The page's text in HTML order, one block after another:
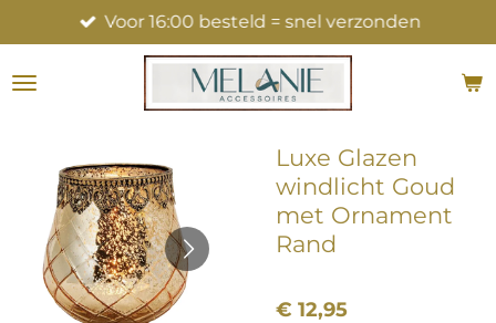
direct
naar
Voor 16:00 besteld = snel verzonden
Luxe Glazen
windlicht Goud
met Ornament
Rand
€ 12,95